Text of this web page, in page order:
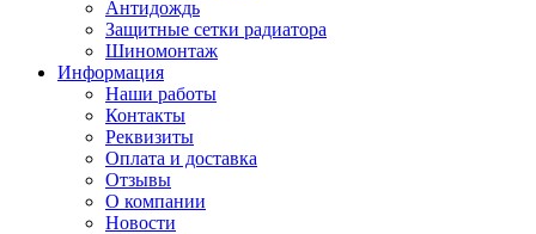
Антидождь
Защитные сетки радиатора
Шиномонтаж
Информация
Наши работы
Контакты
Реквизиты
Оплата и доставка
Отзывы
О компании
Новости